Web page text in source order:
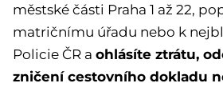
městské části Praha 1 až 22,
matričnímu úřadu nebo k
Policie ČR a ohlásíte ztrátu,
zničení cestovního dokladu